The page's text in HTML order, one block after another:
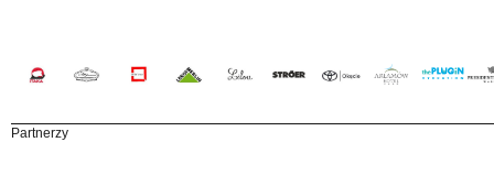
Partnerzy